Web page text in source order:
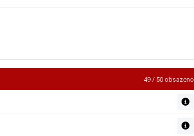
49 / 50 obsazeno